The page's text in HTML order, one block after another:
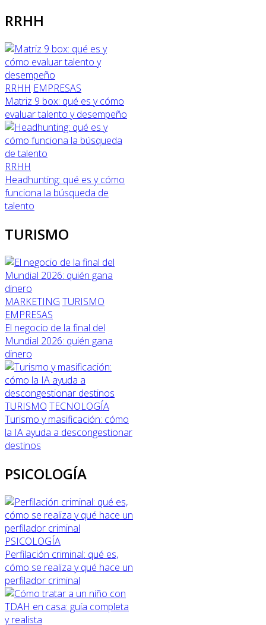
RRHH
RRHH EMPRESAS
Matriz 9 box: qué es y cómo
evaluar talento y desempeño
RRHH
Headhunting: qué es y cómo
funciona la búsqueda de
talento
TURISMO
MARKETING TURISMO
EMPRESAS
El negocio de la final del
Mundial 2026: quién gana
dinero
TURISMO TECNOLOGÍA
Turismo y masificación: cómo
la IA ayuda a descongestionar
destinos
PSICOLOGÍA
PSICOLOGÍA
Perfilación criminal: qué es,
cómo se realiza y qué hace un
perfilador criminal